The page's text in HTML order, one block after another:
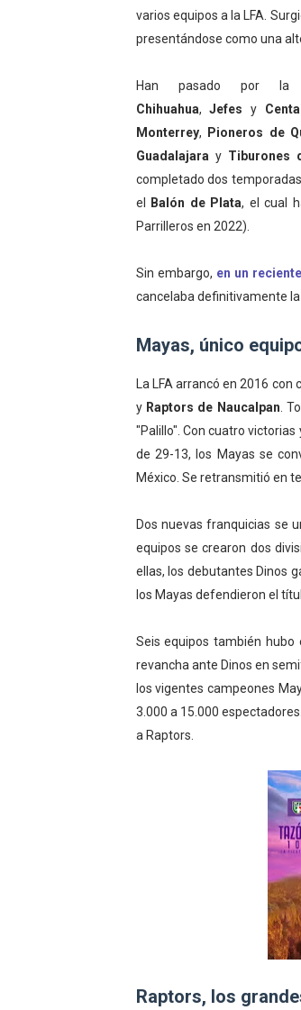
varios equipos a la LFA.
presentándose como una
Han pasado por la
Chihuahua,Jefes y
Monterrey, Pioneros de
Guadalajara y Tiburones
completado dos
el
Balón de Plata, el cual
Parrilleros en 2022).
Sin embargo, en un
cancelaba definitivamente
Mayas, único
La LFA arrancó en 2016
y Raptors de Naucalpan .
"Palillo". Con cuatro
de 29-13, los Mayas se
México. Se retransmitió en
Dos nuevas franquicias se
equipos se crearon dos
ellas, los debutantes Dinos
los Mayas defendieron el
Seis equipos también hubo
revancha ante Dinos en
los vigentes campeones
3.000 a 15.000
a Raptors.
Raptors, los